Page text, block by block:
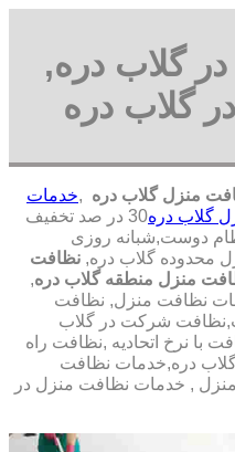
گلاب دره,
گلاب دره
منزل گلاب دره ,خدمات
گلاب دره
30 در صد تخفیف
آقای نظام دوست,شبانه روزی
محدوده گلاب دره, نظافت
منزل منطقه گلاب دره,
نظافت منزل, نظافت
شرکت در گلاب
با نرخ اتحادیه ,نظافت راه
دره,خدمات نظافت
, خدمات نظافت منزل در